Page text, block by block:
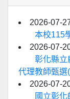
2026-07-
本校115
2026-07-
彰化縣立
代理教師甄選
2026-07-
國立彰